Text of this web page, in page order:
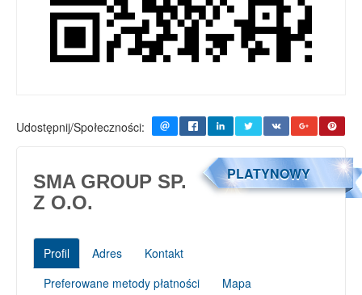
Udostępnij/Społeczności:
PLATYNOWY
SMA GROUP SP.
Z O.O.
Profil Adres
Kontakt
Preferowane metody płatności
Mapa